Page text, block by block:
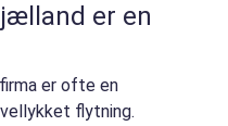
er en
er ofte en
flytning.